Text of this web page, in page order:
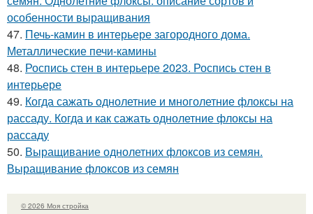
особенности выращивания
47. Печь-камин в интерьере загородного дома.
Металлические печи-камины
48. Роспись стен в интерьере 2023. Роспись стен в
интерьере
49. Когда сажать однолетние и многолетние флоксы на
рассаду. Когда и как сажать однолетние флоксы на
рассаду
50. Выращивание однолетних флоксов из семян.
Выращивание флоксов из семян
© 2026 Моя стройка